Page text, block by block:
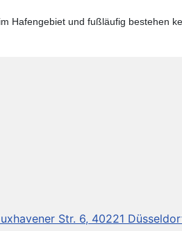
Hafengebiet und fußläufig bestehen
Str. 6, 40221